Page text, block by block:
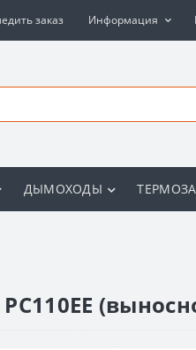
заказ Информация
ДЫМОХОДЫ